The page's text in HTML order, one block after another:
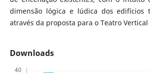
dimensão lógica e lúdica dos edifícios
através da proposta para o Teatro Vertical
Downloads